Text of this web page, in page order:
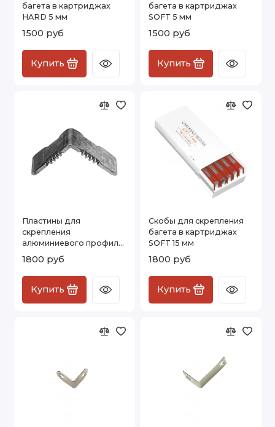
багета в картриджах
HARD 5 мм
1500 руб
Купить
багета в картриджах
SOFT 5 мм
1500 руб
Купить
Пластины для
скрепления
алюминиевого профиля
ZZ-12, 24х24х16 мм
1800 руб
Купить
Скобы для скрепления
багета в картриджах
SOFT 15 мм
1800 руб
Купить